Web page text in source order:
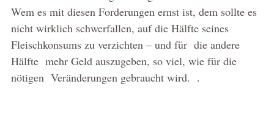
Wem es mit diesen Forderungen ernst ist, dem sollte es
nicht wirklich schwerfallen, auf die Hälfte seines
Fleischkonsums zu verzichten – und für die andere
Hälfte mehr Geld auszugeben, so viel, wie für die
nötigen Veränderungen gebraucht wird. .